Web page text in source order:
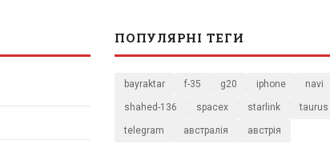
ПОПУЛЯРНІ ТЕГИ
bayraktar f-35 g20 iphone navi
shahed-136 spacex starlink taurus
telegram австралія австрія